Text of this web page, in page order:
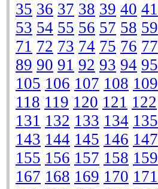
35 36 37 38 39 40 41
53 54 55 56 57 58 59
71 72 73 74 75 76 77
89 90 91 92 93 94 95
105 106 107 108 109
118 119 120 121 122
131 132 133 134 135
143 144 145 146 147
155 156 157 158 159
167 168 169 170 171